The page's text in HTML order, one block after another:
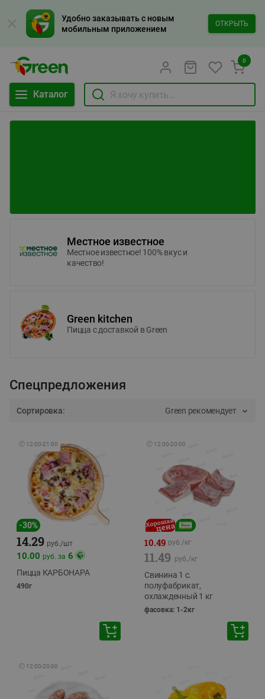
Удобно заказывать с новым
мобильным приложением
ОТКРЫТЬ
Каталог
0
Местное известное
Местное известное! 100% вкус и
качество!
Green kitchen
Пицца c доставкой в Green
Спецпредложения
Сортировка: Green рекомендует
🕘 12:00-21:00
-30%
14.29 руб./шт
10.00 руб. за 6
Пицца КАРБОНАРА
490г
🕘 12:00-20:00
10.49 руб./кг
11.49 руб./кг
Свинина 1 с.
полуфабрикат,
охлажденный 1 кг
фасовка: 1-2кг
🕘 12:00-20:00